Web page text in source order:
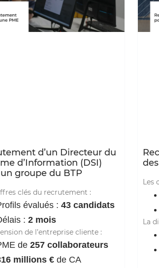
d’un Directeur du
d’Information (DSI)
groupe du BTP
clés du recrutement :
évalués : 43 candidats
: 2 mois
de l’entreprise cliente :
de 257 collaborateurs
millions € de CA
Les
La